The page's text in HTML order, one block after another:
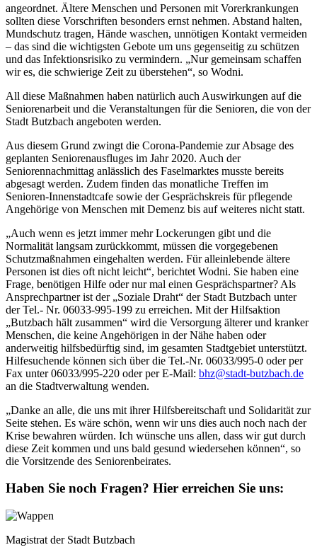
angeordnet. Ältere Menschen und Personen mit Vorerkrankungen
sollten diese Vorschriften besonders ernst nehmen. Abstand halten,
Mundschutz tragen, Hände waschen, unnötigen Kontakt vermeiden
– das sind die wichtigsten Gebote um uns gegenseitig zu schützen
und das Infektionsrisiko zu vermindern. „Nur gemeinsam schaffen
wir es, die schwierige Zeit zu überstehen“, so Wodni.
All diese Maßnahmen haben natürlich auch Auswirkungen auf die
Seniorenarbeit und die Veranstaltungen für die Senioren, die von der
Stadt Butzbach angeboten werden.
Aus diesem Grund zwingt die Corona-Pandemie zur Absage des
geplanten Seniorenausfluges im Jahr 2020. Auch der
Seniorennachmittag anlässlich des Faselmarktes musste bereits
abgesagt werden. Zudem finden das monatliche Treffen im
Senioren-Innenstadtcafe sowie der Gesprächskreis für pflegende
Angehörige von Menschen mit Demenz bis auf weiteres nicht statt.
„Auch wenn es jetzt immer mehr Lockerungen gibt und die
Normalität langsam zurückkommt, müssen die vorgegebenen
Schutzmaßnahmen eingehalten werden. Für alleinlebende ältere
Personen ist dies oft nicht leicht“, berichtet Wodni. Sie haben eine
Frage, benötigen Hilfe oder nur mal einen Gesprächspartner? Als
Ansprechpartner ist der „Soziale Draht“ der Stadt Butzbach unter
der Tel.- Nr. 06033-995-199 zu erreichen. Mit der Hilfsaktion
„Butzbach hält zusammen“ wird die Versorgung älterer und kranker
Menschen, die keine Angehörigen in der Nähe haben oder
anderweitig hilfsbedürftig sind, im gesamten Stadtgebiet unterstützt.
Hilfesuchende können sich über die Tel.-Nr. 06033/995-0 oder per
Fax unter 06033/995-220 oder per E-Mail: bhz@stadt-butzbach.de
an die Stadtverwaltung wenden.
„Danke an alle, die uns mit ihrer Hilfsbereitschaft und Solidarität zur
Seite stehen. Es wäre schön, wenn wir uns dies auch noch nach der
Krise bewahren würden. Ich wünsche uns allen, dass wir gut durch
diese Zeit kommen und uns bald gesund wiedersehen können“, so
die Vorsitzende des Seniorenbeirates.
Haben Sie noch Fragen? Hier erreichen Sie uns:
Magistrat der Stadt Butzbach